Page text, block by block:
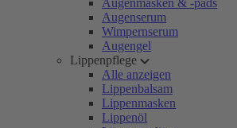
Augenmasken & -pads
Augenserum
Wimpernserum
Augengel
Lippenpflege
Alle anzeigen
Lippenbalsam
Lippenmasken
Lippenöl